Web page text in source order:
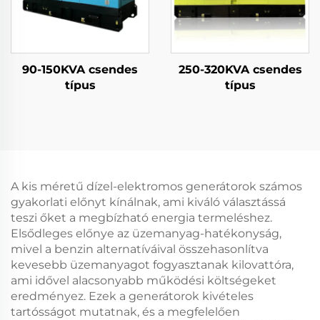
90-150KVA csendes
típus
250-320KVA csendes
típus
A kis méretű dízel-elektromos generátorok számos
gyakorlati előnyt kínálnak, ami kiváló választássá
teszi őket a megbízható energia termeléshez.
Elsődleges előnye az üzemanyag-hatékonyság,
mivel a benzin alternatíváival összehasonlítva
kevesebb üzemanyagot fogyasztanak kilovattóra,
ami idővel alacsonyabb működési költségeket
eredményez. Ezek a generátorok kivételes
tartósságot mutatnak, és a megfelelően